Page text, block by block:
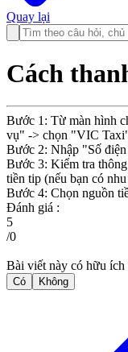
Quay lại
Cách
Bước 1: Từ màn hình
vụ" -> chọn "VIC
Bước 2: Nhập "Số
Bước 3: Kiểm tra
tiền tip (nếu bạn có
Bước 4: Chọn nguồn
Đánh giá :
5
/0
Bài viết này có hữu ích
Có Không